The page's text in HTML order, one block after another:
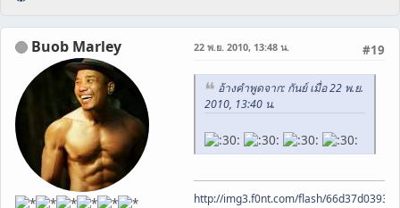
Buob Marley #19
22 พ.ย. 2010, 13:48 น.
อ้างคำพูดจาก: กันย์ เมื่อ 22 พ.ย.
2010, 13:40 น.
http://img3.f0nt.com/flash/